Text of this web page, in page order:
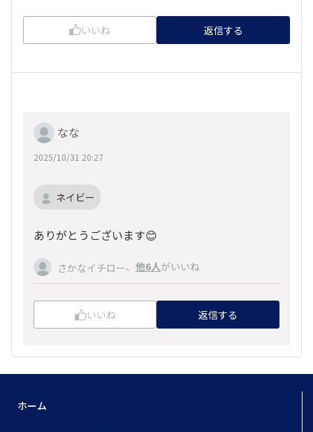
いいね 返信する
なな
2025/10/31 20:27
ネイビー
ありがとうございます😊
さかなイチロー、 他6人がいいね
いいね 返信する
ホーム